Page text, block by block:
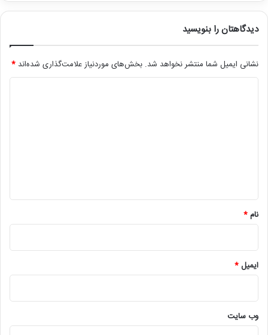
دیدگاهتان را بنویسید
نشانی ایمیل شما منتشر نخواهد شد. بخش‌های موردنیاز علامت‌گذاری شده‌اند *
نام*
ایمیل*
وب‌ سایت